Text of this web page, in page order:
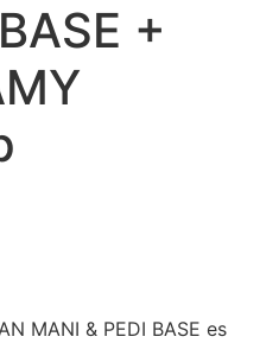
+
MANI & PEDI BASE es